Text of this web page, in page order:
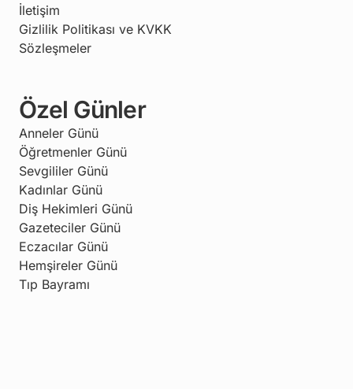
İletişim
Gizlilik Politikası ve KVKK
Sözleşmeler
Özel Günler
Anneler Günü
Öğretmenler Günü
Sevgililer Günü
Kadınlar Günü
Diş Hekimleri Günü
Gazeteciler Günü
Eczacılar Günü
Hemşireler Günü
Tıp Bayramı